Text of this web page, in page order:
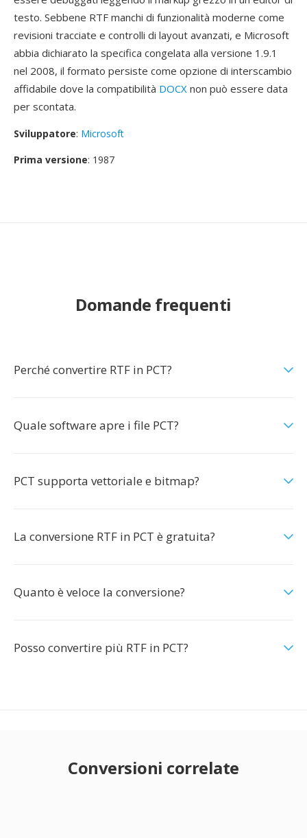
testo. Sebbene RTF manchi di funzionalità moderne come
revisioni tracciate e controlli di layout avanzati, e Microsoft
abbia dichiarato la specifica congelata alla versione 1.9.1
nel 2008, il formato persiste come opzione di interscambio
affidabile dove la compatibilità DOCX non può essere data
per scontata.
Sviluppatore: Microsoft
Prima versione: 1987
Domande frequenti
Perché convertire RTF in PCT?
Quale software apre i file PCT?
PCT supporta vettoriale e bitmap?
La conversione RTF in PCT è gratuita?
Quanto è veloce la conversione?
Posso convertire più RTF in PCT?
Conversioni correlate